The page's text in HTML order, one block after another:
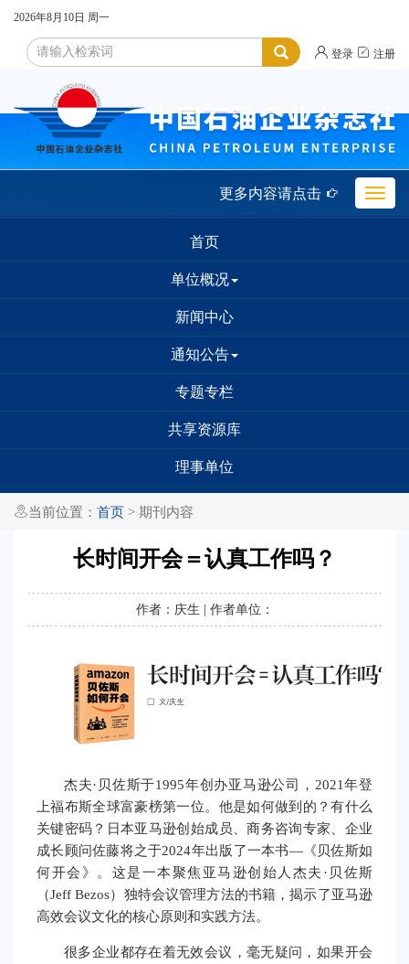
2026年8月10日 周一
 登录  注册
Toggle
更多内容请点击 
首页
单位概况
新闻中心
通知公告
专题专栏
共享资源库
理事单位
当前位置： 首页 > 期刊内容
长时间开会＝认真工作吗？
作者：庆生 | 作者单位：
杰夫·贝佐斯于1995年创办亚马逊公司，2021年登
上福布斯全球富豪榜第一位。他是如何做到的？有什么
关键密码？日本亚马逊创始成员、商务咨询专家、企业
成长顾问佐藤将之于2024年出版了一本书—《贝佐斯如
何开会》。这是一本聚焦亚马逊创始人杰夫·贝佐斯
（Jeff Bezos）独特会议管理方法的书籍，揭示了亚马逊
高效会议文化的核心原则和实践方法。
很多企业都存在着无效会议，毫无疑问，如果开会